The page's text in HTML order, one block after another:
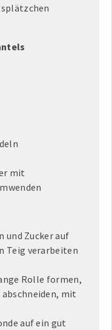
mit
und Zucker auf
Teig verarbeiten
Rolle formen,
mit
auf ein gut